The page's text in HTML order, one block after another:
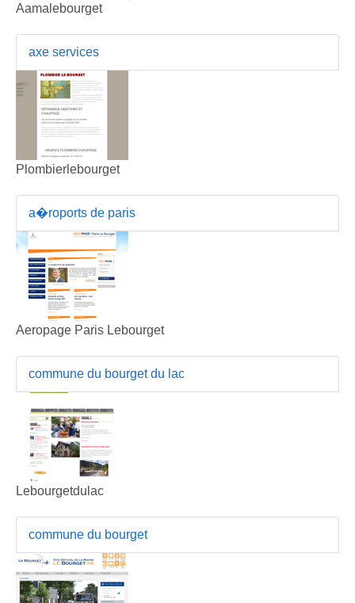
Aamalebourget
axe services
Plombierlebourget
a�roports de paris
Aeropage Paris Lebourget
commune du bourget du lac
Lebourgetdulac
commune du bourget